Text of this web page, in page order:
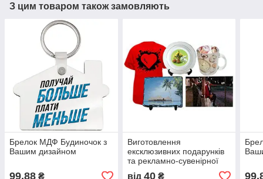
З цим товаром також замовляють
Брелок МДФ Будиночок з
Вашим дизайном
99,88 ₴
Виготовлення
ексклюзивних подарунків
та рекламно-сувенірної
продукції (друк на чашках,
від 40₴